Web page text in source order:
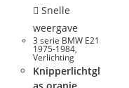
Snelle
weergave
3 serie BMW E21
1975-1984,
Verlichting
Knipperlichtgl